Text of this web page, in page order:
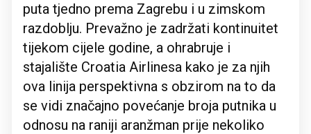
puta tjedno prema Zagrebu i u zimskom
razdoblju. Prevažno je zadržati kontinuitet
tijekom cijele godine, a ohrabruje i
stajalište Croatia Airlinesa kako je za njih
ova linija perspektivna s obzirom na to da
se vidi značajno povećanje broja putnika u
odnosu na raniji aranžman prije nekoliko